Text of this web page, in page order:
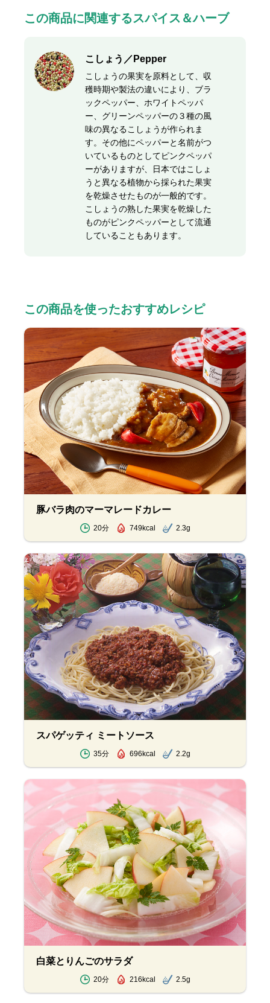
この商品に関連するスパイス＆ハーブ
こしょう／Pepper
こしょうの果実を原料として、収
穫時期や製法の違いにより、ブラ
ックペッパー、ホワイトペッパ
ー、グリーンペッパーの３種の風
味の異なるこしょうが作られま
す。その他にペッパーと名前がつ
いているものとしてピンクペッパ
ーがありますが、日本ではこしょ
うと異なる植物から採られた果実
を乾燥させたものが一般的です。
こしょうの熟した果実を乾燥した
ものがピンクペッパーとして流通
していることもあります。
この商品を使ったおすすめレシピ
豚バラ肉のマーマレードカレー
20分 749kcal 2.3g
スパゲッティ ミートソース
35分 696kcal 2.2g
白菜とりんごのサラダ
20分 216kcal 2.5g